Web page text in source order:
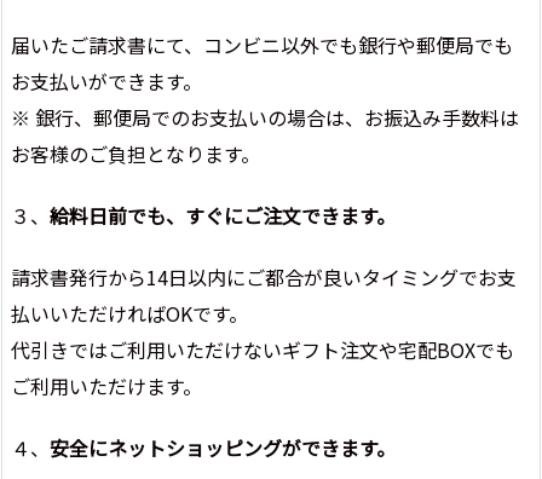
届いたご請求書にて、コンビニ以外でも銀行や郵便局でも
お支払いができます。
※ 銀行、郵便局でのお支払いの場合は、お振込み手数料は
お客様のご負担となります。
３、 給料日前でも、すぐにご注文できます。
請求書発行から14日以内にご都合が良いタイミングでお支
払いいただければOKです。
代引きではご利用いただけないギフト注文や宅配BOXでも
ご利用いただけます。
４、 安全にネットショッピングができます。